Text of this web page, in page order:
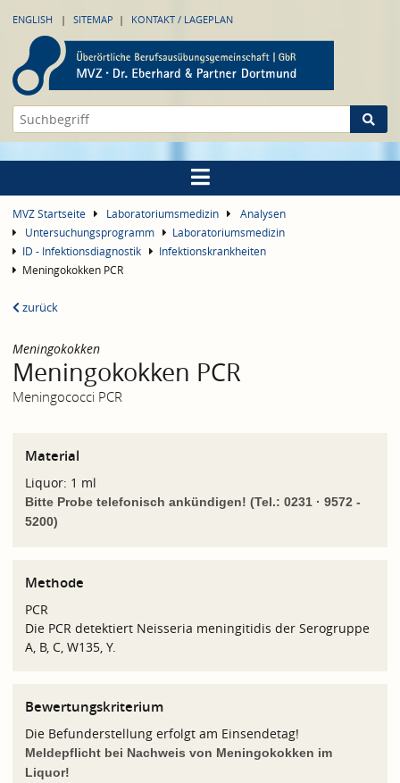
ENGLISH SITEMAP KONTAKT / LAGEPLAN
MVZ Startseite Laboratoriumsmedizin
Analysen
Untersuchungsprogramm
Laboratoriumsmedizin
ID - Infektionsdiagnostik
Infektionskrankheiten
Meningokokken PCR
zurück
Meningokokken
Meningokokken PCR
Meningococci PCR
Material
Liquor: 1 ml
Bitte Probe telefonisch ankündigen! (Tel.: 0231 · 9572 -
5200)
Methode
PCR
Die PCR detektiert Neisseria meningitidis der Serogruppe
A, B, C, W135, Y.
Bewertungskriterium
Die Befunderstellung erfolgt am Einsendetag!
Meldepflicht bei Nachweis von Meningokokken im
Liquor!